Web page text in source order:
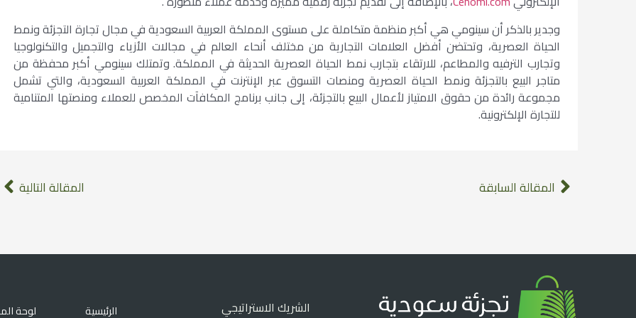
وجدير بالذكر أن سينومي هي أكبر منظمة متكاملة على مستوى المملكة العربية السعودية في مجال تجارة التجزئة ونمط
الحياة العصرية، وتحتضن أفضل العلامات التجارية من مختلف أنحاء العالم في مجالات الأزياء والتجميل والتكنولوجيا
وتجارب الترفيه والمطاعم، للارتقاء بتجارب نمط الحياة العصرية الحديثة في المملكة. وتمتلك سينومي أكبر محفظة من
متاجر البيع بالتجزئة ونمط الحياة العصرية ومنصات التسوق عبر الإنترنت في المملكة العربية السعودية، والتي تشمل
مجموعة رائدة من حقوق الامتياز لأعمال البيع بالتجزئة، إلى جانب برنامج المكافآت المخصص للعملاء ومنصتها المتنامية
للتجارة الإلكترونية.
المقالة السابقة المقالة التالية
الشريك الاستراتيجي الرئيسية لوحة